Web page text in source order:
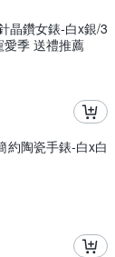
晶鑽女錶-白x銀/3
愛季 送禮推薦
約陶瓷手錶-白x白